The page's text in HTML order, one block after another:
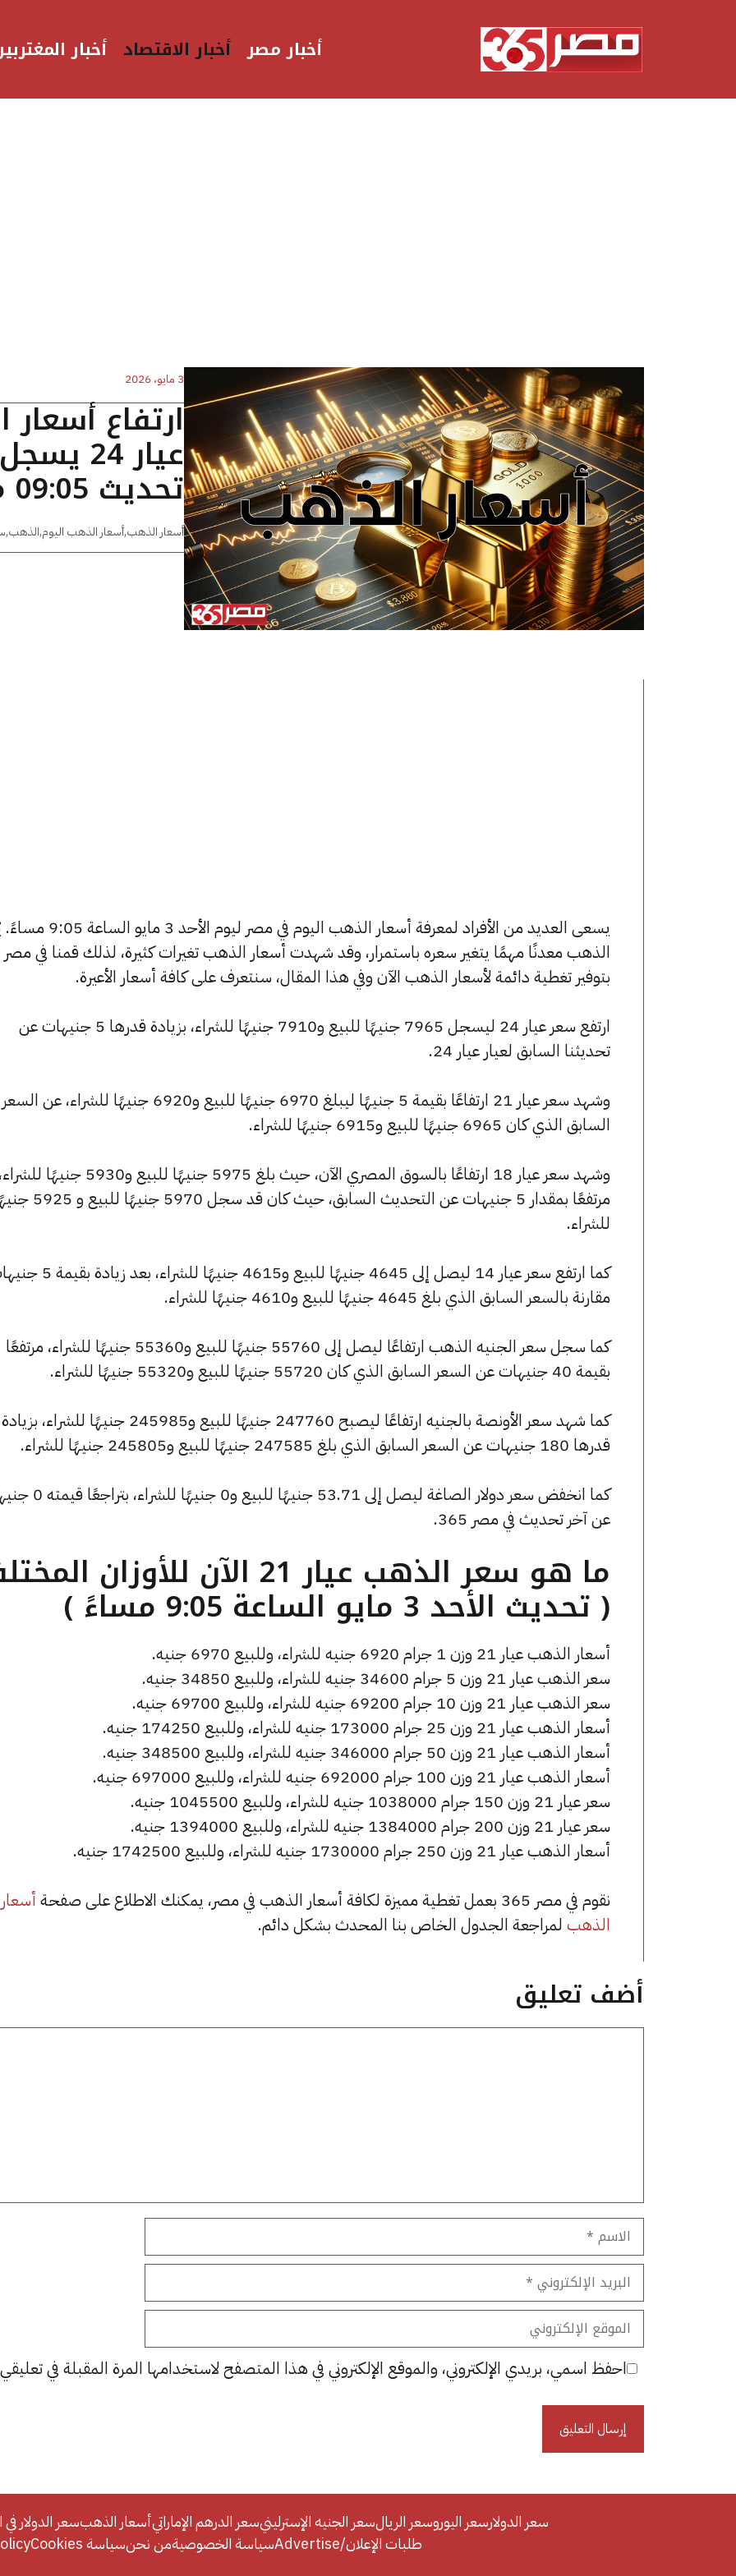
أخبار مصر أخبار الاقتصاد أخبار
3 مايو، 2026
ارتفاع
تحديث 09:05 مساءًا
أسعار الذهب,أسعار الذهب اليوم,الذهب,
يسعى العديد من الأفراد لمعرفة أسعار الذهب اليوم في مصر
بتوفير تغطية دائمة لأسعار الذهب الآن وفي هذا المقال، سنتعرف على كافة أسعار الأعيرة.
ارتفع سعر عيار 24 ليسجل 7965 جنيهًا للبيع و7910 جنيهًا للشراء، بزيادة قدرها 5 جنيهات عن
تحديثنا السابق لعيار عيار 24.
وشهد سعر عيار 21 ارتفاعًا بقيمة 5 جنيهًا ليبلغ 6970 جنيهًا للبيع و6920 جنيهًا للشراء، عن السعر
السابق الذي كان 6965 جنيهًا للبيع و6915 جنيهًا للشراء.
وشهد سعر عيار 18 ارتفاعًا بالسوق المصري الآن، حيث بلغ 5975 جنيهًا للبيع و5930 جنيهًا للشراء،
مرتفعًا بمقدار 5 جنيهات عن التحديث السابق، حيث كان قد سجل
للشراء.
كما ارتفع سعر عيار 14 ليصل إلى 4645 جنيهًا للبيع و4615 جنيهًا
مقارنة بالسعر السابق الذي بلغ 4645 جنيهًا للبيع و4610 جنيهًا للشراء.
كما سجل سعر الجنيه الذهب ارتفاعًا ليصل إلى 55760 جنيهًا للبيع و55360 جنيهًا للشراء، مرتفعًا
بقيمة 40 جنيهات عن السعر السابق الذي كان 55720 جنيهًا للبيع و55320 جنيهًا للشراء.
كما شهد سعر الأونصة بالجنيه ارتفاعًا ليصبح 247760 جنيهًا للبيع و245985 جنيهًا للشراء، بزيادة
قدرها 180 جنيهات عن السعر السابق الذي بلغ 247585 جنيهًا للبيع و245805 جنيهًا للشراء.
كما انخفض سعر دولار الصاغة ليصل إلى 53.71
عن آخر تحديث في مصر 365.
ما هو سعر الذهب عيار 21 الآن للأوزان
( تحديث الأحد 3 مايو الساعة 9:05 مساءً )
أسعار الذهب عيار 21 وزن 1 جرام 6920 جنيه للشراء، وللبيع 6970 جنيه.
سعر الذهب عيار 21 وزن 5 جرام 34600 جنيه للشراء، وللبيع 34850 جنيه.
سعر الذهب عيار 21 وزن 10 جرام 69200 جنيه للشراء، وللبيع 69700 جنيه.
أسعار الذهب عيار 21 وزن 25 جرام 173000 جنيه للشراء، وللبيع 174250 جنيه.
أسعار الذهب عيار 21 وزن 50 جرام 346000 جنيه للشراء، وللبيع 348500 جنيه.
أسعار الذهب عيار 21 وزن 100 جرام 692000 جنيه للشراء، وللبيع 697000 جنيه.
سعر عيار 21 وزن 150 جرام 1038000 جنيه للشراء، وللبيع 1045500 جنيه.
سعر عيار 21 وزن 200 جرام 1384000 جنيه للشراء، وللبيع 1394000 جنيه.
أسعار الذهب عيار 21 وزن 250 جرام 1730000 جنيه للشراء، وللبيع 1742500 جنيه.
نقوم في مصر 365 بعمل تغطية مميزة لكافة أسعار الذهب في مصر، يمكنك الاطلاع على صفحة
أسعار
الذهب لمراجعة الجدول الخاص بنا المحدث بشكل دائم.
أضف تعليق
الاسم
البريد
الإلكتروني
الموقع
الإلكتروني
احفظ اسمي، بريدي الإلكتروني، والموقع الإلكتروني في هذا المتصفح لاستخدامها المرة المقبلة في
سعر الدولارسعر اليوروسعر الريالسعر الجنيه الإسترلينيسعر الدرهم الإماراتيأسعار الذهبسعر الدولار في
طلبات الإعلان/Advertise
سياسة الخصوصيةمن نحنسياسة Cookies